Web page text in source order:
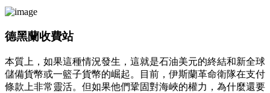
德黑蘭收費站
本質上，如果這種情況發生，這就是石油美元的終結和新全球
儲備貨幣或一籃子貨幣的崛起。目前，伊斯蘭革命衛隊在支付
條款上非常靈活。但如果他們鞏固對海峽的權力，為什麼還要